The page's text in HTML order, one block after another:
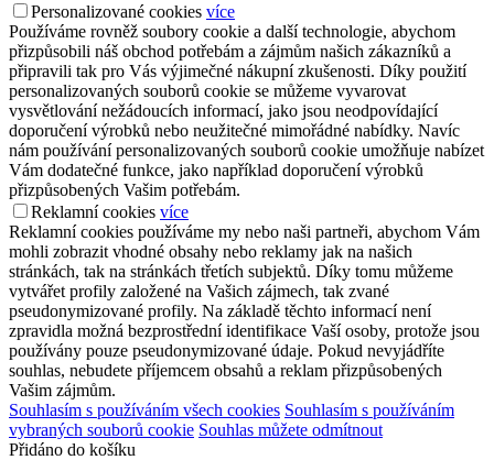
Personalizované cookies více
Používáme rovněž soubory cookie a další technologie, abychom
přizpůsobili náš obchod potřebám a zájmům našich zákazníků a
připravili tak pro Vás výjimečné nákupní zkušenosti. Díky použití
personalizovaných souborů cookie se můžeme vyvarovat
vysvětlování nežádoucích informací, jako jsou neodpovídající
doporučení výrobků nebo neužitečné mimořádné nabídky. Navíc
nám používání personalizovaných souborů cookie umožňuje nabízet
Vám dodatečné funkce, jako například doporučení výrobků
přizpůsobených Vašim potřebám.
Reklamní cookies více
Reklamní cookies používáme my nebo naši partneři, abychom Vám
mohli zobrazit vhodné obsahy nebo reklamy jak na našich
stránkách, tak na stránkách třetích subjektů. Díky tomu můžeme
vytvářet profily založené na Vašich zájmech, tak zvané
pseudonymizované profily. Na základě těchto informací není
zpravidla možná bezprostřední identifikace Vaší osoby, protože jsou
používány pouze pseudonymizované údaje. Pokud nevyjádříte
souhlas, nebudete příjemcem obsahů a reklam přizpůsobených
Vašim zájmům.
Souhlasím s používáním všech cookies Souhlasím s používáním
vybraných souborů cookie Souhlas můžete odmítnout
Přidáno do košíku